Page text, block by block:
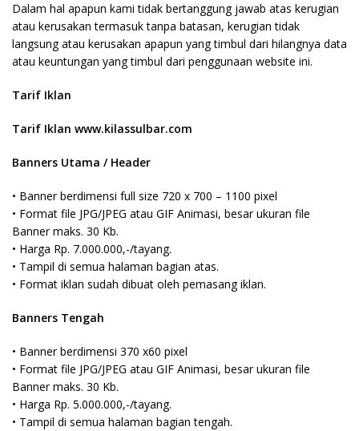
Dalam hal apapun kami tidak bertanggung jawab atas kerugian
atau kerusakan termasuk tanpa batasan, kerugian tidak
langsung atau kerusakan apapun yang timbul dari hilangnya data
atau keuntungan yang timbul dari penggunaan website ini.
Tarif Iklan
Tarif Iklan www.kilassulbar.com
Banners Utama / Header
• Banner berdimensi full size 720 x 700 – 1100 pixel
• Format file JPG/JPEG atau GIF Animasi, besar ukuran file
Banner maks. 30 Kb.
• Harga Rp. 7.000.000,-/tayang.
• Tampil di semua halaman bagian atas.
• Format iklan sudah dibuat oleh pemasang iklan.
Banners Tengah
• Banner berdimensi 370 x60 pixel
• Format file JPG/JPEG atau GIF Animasi, besar ukuran file
Banner maks. 30 Kb.
• Harga Rp. 5.000.000,-/tayang.
• Tampil di semua halaman bagian tengah.